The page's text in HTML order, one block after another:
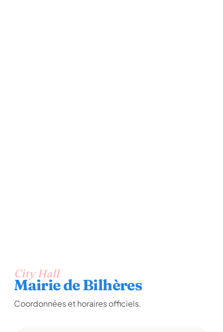
City Hall
Mairie de Bilhères
Coordonnées et horaires officiels.